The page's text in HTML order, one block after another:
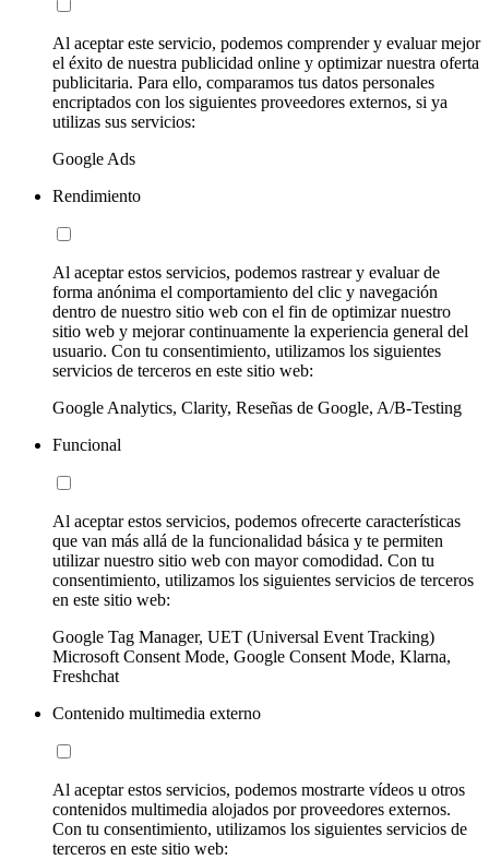
Al aceptar este servicio, podemos comprender y evaluar mejor
el éxito de nuestra publicidad online y optimizar nuestra oferta
publicitaria. Para ello, comparamos tus datos personales
encriptados con los siguientes proveedores externos, si ya
utilizas sus servicios:
Google Ads
Rendimiento
Al aceptar estos servicios, podemos rastrear y evaluar de
forma anónima el comportamiento del clic y navegación
dentro de nuestro sitio web con el fin de optimizar nuestro
sitio web y mejorar continuamente la experiencia general del
usuario. Con tu consentimiento, utilizamos los siguientes
servicios de terceros en este sitio web:
Google Analytics, Clarity, Reseñas de Google, A/B-Testing
Funcional
Al aceptar estos servicios, podemos ofrecerte características
que van más allá de la funcionalidad básica y te permiten
utilizar nuestro sitio web con mayor comodidad. Con tu
consentimiento, utilizamos los siguientes servicios de terceros
en este sitio web:
Google Tag Manager, UET (Universal Event Tracking)
Microsoft Consent Mode, Google Consent Mode, Klarna,
Freshchat
Contenido multimedia externo
Al aceptar estos servicios, podemos mostrarte vídeos u otros
contenidos multimedia alojados por proveedores externos.
Con tu consentimiento, utilizamos los siguientes servicios de
terceros en este sitio web: